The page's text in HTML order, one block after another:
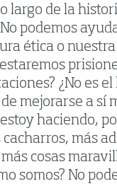
largo de la
podemos
ética o
¿No es
mejorarse a sí
haciendo,
más
cosas
somos? No